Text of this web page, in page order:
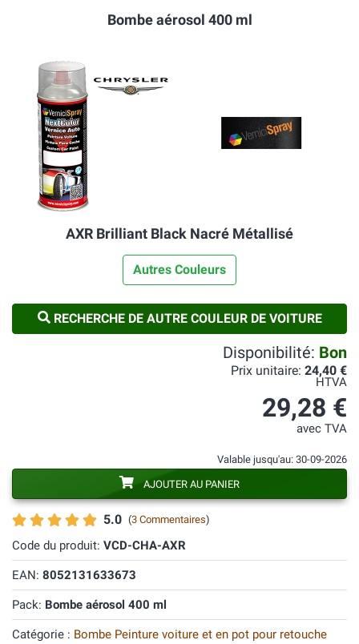
Bombe aérosol 400 ml
AXR Brilliant Black Nacré Métallisé
Autres Couleurs
RECHERCHE DE AUTRE COULEUR DE VOITURE
5.0 (3 Commentaires)
Code du produit: VCD-CHA-AXR
EAN: 8052131633673
Pack: Bombe aérosol 400 ml
Catégorie : Bombe Peinture voiture et en pot pour retouche
Disponibilité: Bon
Prix unitaire: 24,40 €
HTVA
29,28 €
avec TVA
Valable jusqu'au: 30-09-2026
AJOUTER AU PANIER